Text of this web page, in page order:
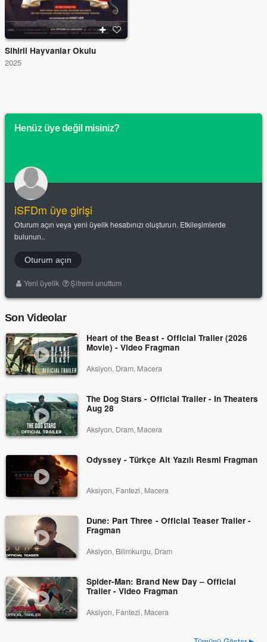
Sihirli Hayvanlar Okulu
2025
Henüz üye değil misiniz?
iSFDm üye girişi
Oturum açın veya yeni üyelik hesabınızı oluşturun. Etkileşimlerde
bulunun..
Oturum açın
Yeni üyelik Şifremi unuttum
Son Videolar
Heart of the Beast - Official Trailer (2026
Movie) - Video Fragman
Aksiyon, Dram, Macera
The Dog Stars - Official Trailer - In Theaters
Aug 28
Aksiyon, Dram, Macera
Odyssey - Türkçe Alt Yazılı Resmi Fragman
Aksiyon, Fantezi, Macera
Dune: Part Three - Official Teaser Trailer -
Fragman
Aksiyon, Bilimkurgu, Dram
Spider-Man: Brand New Day – Official
Trailer - Video Fragman
Aksiyon, Fantezi, Macera